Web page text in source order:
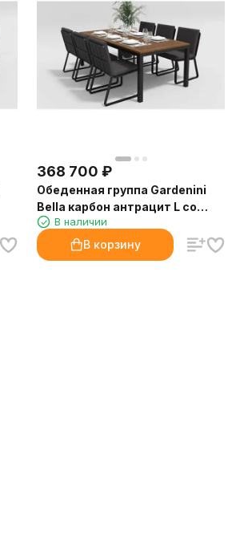
368 700 ₽
Обеденная группа Gardenini
Bella карбон антрацит L со
стульями Voglie
В наличии
В корзину